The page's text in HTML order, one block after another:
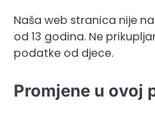
Naša web stranica nije
od 13 godina. Ne
podatke od djece.
Promjene u ovoj